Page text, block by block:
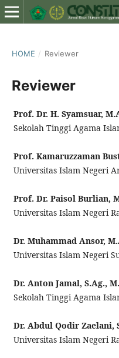
HOME / Reviewer
Reviewer
Prof. Dr. H. Syamsuar,
Sekolah Tinggi Agama
Prof. Kamaruzzaman
Universitas Islam Negeri
Prof. Dr. Paisol Burlian,
Universitas Islam Negeri
Dr. Muhammad Ansor,
Universitas Islam Negeri
Dr. Anton Jamal, S.Ag.,
Sekolah Tinggi Agama
Dr. Abdul Qodir Zaelani,
Universitas Islam Negeri